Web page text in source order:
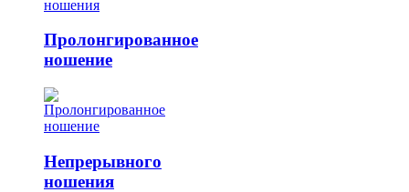
Пролонгированное
ношение
Непрерывного
ношения